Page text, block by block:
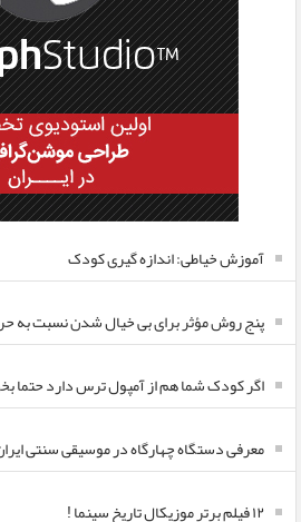
آموزش خیاطی: اندازه گیری کودک
پنج روش مؤثر برای بی خیال شدن نسبت به
اگر کودک شما هم از آمپول ترس دارد حتما
معرفی دستگاه چهارگاه در موسیقی سنتی
۱۲ فیلم برتر موزیکال تاریخ سینما !